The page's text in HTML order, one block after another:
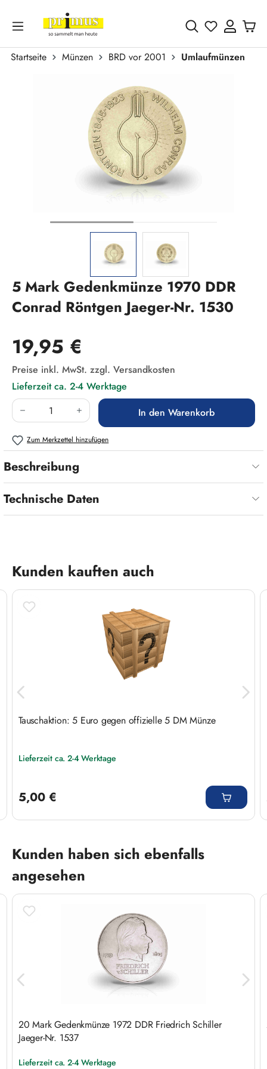
Zum Hauptinhalt springen
Du hast 0
Startseite Münzen BRD vor 2001
Umlaufmünzen
5 Mark Gedenkmünze 1970 DDR
Conrad Röntgen Jaeger-Nr. 1530
Regulärer Preis:
19,95 €
Preise inkl. MwSt. zzgl. Versandkosten
Lieferzeit ca. 2-4 Werktage
Produkt Anzahl: Gib den gewünschten Wert
In den Warenkorb
Zum Merkzettel hinzufügen
Beschreibung
Technische Daten
Produktgalerie überspringen
Kunden kauften auch
Tauschaktion: 5 Euro gegen offizielle 5 DM Münze
Lieferzeit ca. 2-4 Werktage
5,00 €
Produktgalerie überspringen
Kunden haben sich ebenfalls
angesehen
20 Mark Gedenkmünze 1972 DDR Friedrich Schiller
Jaeger-Nr. 1537
Lieferzeit ca. 2-4 Werktage